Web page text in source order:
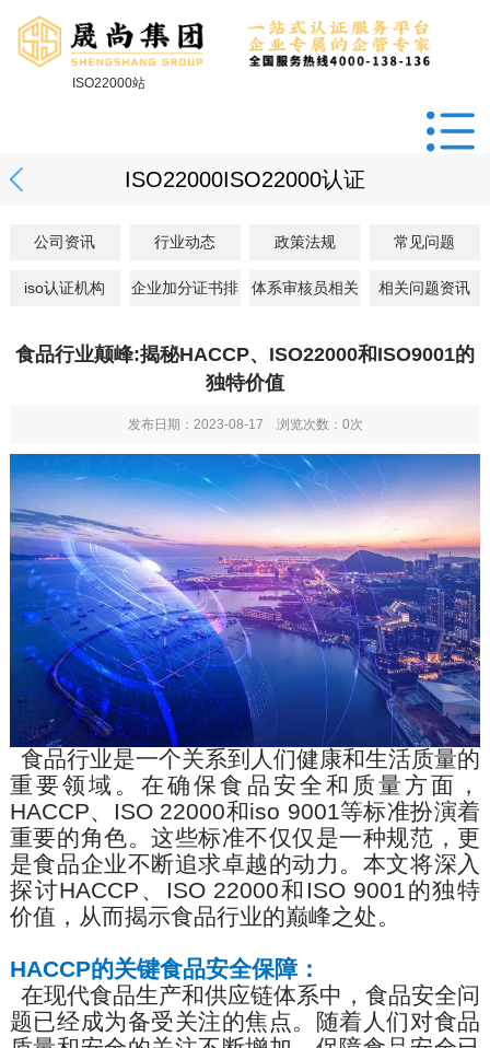
ISO22000站
ISO22000ISO22000认证
公司资讯 行业动态 政策法规 常见问题
iso认证机构 企业加分证书排 体系审核员相关 相关问题资讯
食品行业颠峰:揭秘HACCP、ISO22000和ISO9001的
独特价值
发布日期：2023-08-17 浏览次数： 0次
食品行业是一个关系到人们健康和生活质量的
重要领域 。在确保食品安全和质量方面，
HACCP、 ISO22000和iso 9001等标准扮演着
重要的角色。这些标准不仅仅是一种规范，更
是食品企业不断追求卓越的动力。本文将深入
探讨HACCP 、 ISO 22000和 ISO 9001的独特
价值，从而揭示食品行业的巅峰之处。
HACCP的关键食品安全保障：
在现代食品生产和供应链体系中，食品安全问
题已经成为备受关注的焦点。随着人们对食品